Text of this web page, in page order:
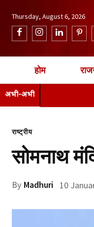
Thursday, August 6, 2026
होम
अभी-अभी
राष्ट्रीय
सोमनाथ
By Madhuri 10